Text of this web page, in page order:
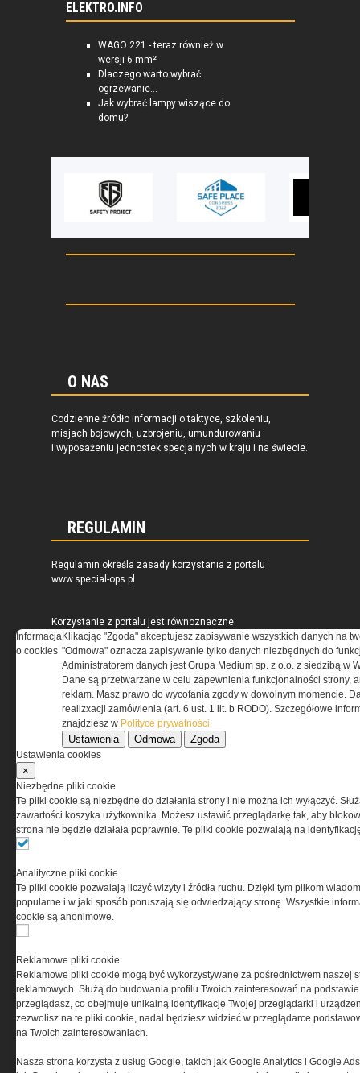
ELEKTRO.INFO
WAGO 221 - teraz również w
wersji 6 mm²
Dlaczego warto wybrać
ogrzewanie...
Jak wybrać lampy wiszące do
domu?
O NAS
Codzienne źródło informacji o taktyce, szkoleniu,
misjach bojowych, uzbrojeniu, umundurowaniu
i wyposażeniu jednostek specjalnych w kraju i na świecie.
REGULAMIN
Regulamin określa zasady korzystania z portalu
www.special-ops.pl
Korzystanie z portalu jest równoznaczne
z zaakceptowaniem warunków ustanowionych
przez Grupa MEDIUM Spółka z ograniczoną
odpowiedzialnością Spółka komandytowa, nr KRS:
0000537655, NIP 1132860378, REGON 146393437
(zwana dalej Grupa MEDIUM) w postaci Regulaminu.
Przeczytaj regulamin
PRYWATNOŚĆ
informacji na Twoim komputerze. Pliki cookies stosujemy
w celu świadczenia usług na najwyższym poziomie,
w tym w sposób dostosowany do indywidualnych potrzeb.
Korzystanie z witryny bez zmiany ustawień dotyczących
dokonać zmiany ustawień przeglądarki dotyczących
cookies. Nim Państwo zaczną korzystać z naszego
serwisu prosimy o zapoznanie się z nasząpolityką
prywatnościoraz informacją o cookies.
Informacja
o cookies
Klikacjąc "Zgoda" akceptujesz zapisywanie wszystkich danych na
"Odmowa" oznacza zapisywanie tylko danych niezbędnych do
Administratorem danych jest Grupa Medium sp. z o.o. z siedzibą w
Dane są przetwarzane w celu zapewnienia funkcjonalności strony,
reklam. Masz prawo do wycofania zgody w dowolnym momencie.
realizxacji zamówienia (art. 6 ust. 1 lit. b RODO). Szczegółowe
znajdziesz w Polityce prywatności
Ustawienia Odmowa Zgoda
Ustawienia cookies
×
Niezbędne pliki cookie
Te pliki cookie są niezbędne do działania strony i nie można ich wyłączyć.
zawartości koszyka użytkownika. Możesz ustawić przeglądarkę tak, aby
strona nie będzie działała poprawnie. Te pliki cookie pozwalają na
Analityczne pliki cookie
Te pliki cookie pozwalają liczyć wizyty i źródła ruchu. Dzięki tym plikom
popularne i w jaki sposób poruszają się odwiedzający stronę. Wszystkie
cookie są anonimowe.
Reklamowe pliki cookie
Reklamowe pliki cookie mogą być wykorzystywane za pośrednictwem naszej
reklamowych. Służą do budowania profilu Twoich zainteresowań na
przeglądasz, co obejmuje unikalną identyfikację Twojej przeglądarki i
zezwolisz na te pliki cookie, nadal będziesz widzieć w przeglądarce
na Twoich zainteresowaniach.
Nasza strona korzysta z usług Google, takich jak Google Analytics i Google